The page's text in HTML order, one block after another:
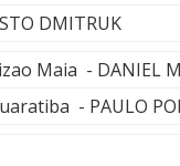
DMITRUK
Maia - DANIEL
- PAULO